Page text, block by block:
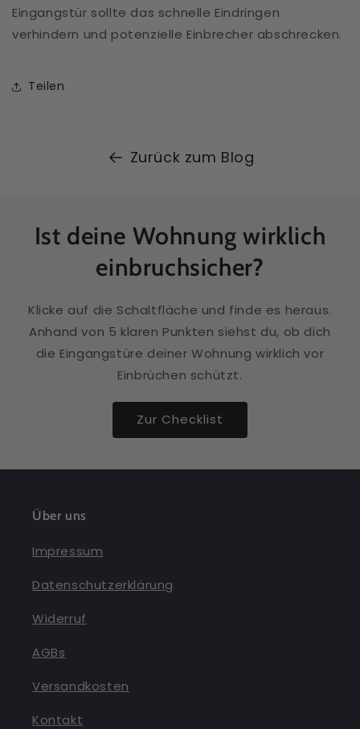
Eingangstür sollte das schnelle Eindringen
verhindern und potenzielle Einbrecher abschrecken.
Teilen
Zurück zum Blog
Ist deine Wohnung wirklich
einbruchsicher?
Klicke auf die Schaltfläche und finde es heraus.
Anhand von 5 klaren Punkten siehst du, ob dich
die Eingangstüre deiner Wohnung wirklich vor
Einbrüchen schützt.
Zur Checklist
Über uns
Impressum
Datenschutzerklärung
Widerruf
AGBs
Versandkosten
Kontakt